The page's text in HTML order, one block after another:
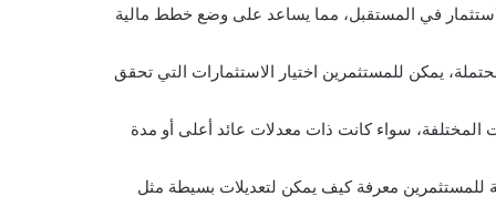
في المستقبل، مما يساعد على وضع خطط مالية
يمكن للمستثمرين اختيار الاستثمارات التي تحقق
المختلفة، سواء كانت ذات معدلات عائد أعلى أو مدة
للمستثمرين معرفة كيف يمكن لتعديلات بسيطة مثل